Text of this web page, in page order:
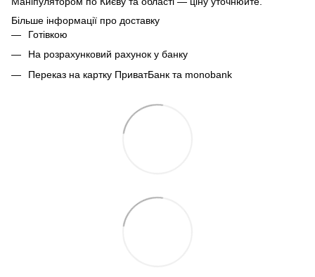
Більше інформації про доставку
Готівкою
На розрахунковий рахунок у банку
Переказ на картку ПриватБанк та monobank